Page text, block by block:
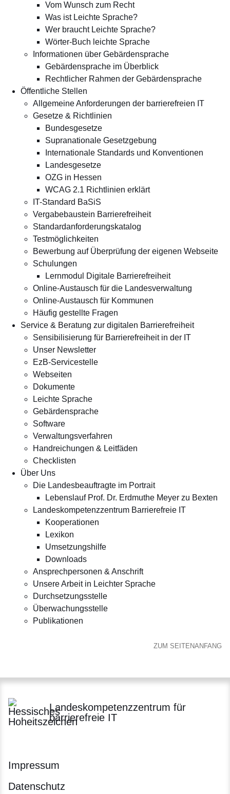
Vom Wunsch zum Recht
Was ist Leichte Sprache?
Wer braucht Leichte Sprache?
Wörter-Buch leichte Sprache
Informationen über Gebärdensprache
Gebärdensprache im Überblick
Rechtlicher Rahmen der Gebärdensprache
Öffentliche Stellen
Allgemeine Anforderungen der barrierefreien IT
Gesetze & Richtlinien
Bundesgesetze
Supranationale Gesetzgebung
Internationale Standards und Konventionen
Landesgesetze
OZG in Hessen
WCAG 2.1 Richtlinien erklärt
IT-Standard BaSiS
Vergabebaustein Barrierefreiheit
Standard­anforderungs­katalog
Testmöglichkeiten
Bewerbung auf Über­prüfung der eigenen Web­seite
Schulungen
Lernmodul Digitale Barrierefreiheit
Online-Austausch für die Landesverwaltung
Online-Austausch für Kommunen
Häufig gestellte Fragen
Service & Beratung zur digitalen Barrierefreiheit
Sensibilisierung für Barrierefreiheit in der IT
Unser Newsletter
EzB-Servicestelle
Webseiten
Dokumente
Leichte Sprache
Gebärdensprache
Software
Verwaltungsverfahren
Handreichungen & Leitfäden
Checklisten
Über Uns
Die Landesbeauftragte im Portrait
Lebenslauf Prof. Dr. Erdmuthe Meyer zu Bexten
Landeskompetenzzentrum Barrierefreie IT
Kooperationen
Lexikon
Umsetzungshilfe
Downloads
Ansprechpersonen & Anschrift
Unsere Arbeit in Leichter Sprache
Durchsetzungsstelle
Überwachungsstelle
Publikationen
ZUM SEITENANFANG
Landeskompetenzzentrum für
barrierefreie IT
Impressum
Datenschutz